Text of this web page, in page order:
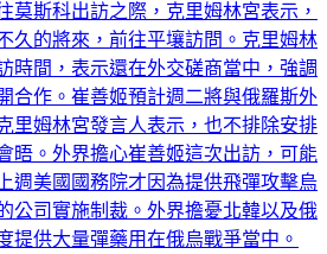
莫斯科出訪之際，克里姆林宮表示，
久的將來，前往平壤訪問。克里姆林
時間，表示還在外交磋商當中，強調
合作。崔善姬預計週二將與俄羅斯外
里姆林宮發言人表示，也不排除安排
晤。外界擔心崔善姬這次出訪，可能
週美國國務院才因為提供飛彈攻擊烏
公司實施制裁。外界擔憂北韓以及俄
提供大量彈藥用在俄烏戰爭當中。